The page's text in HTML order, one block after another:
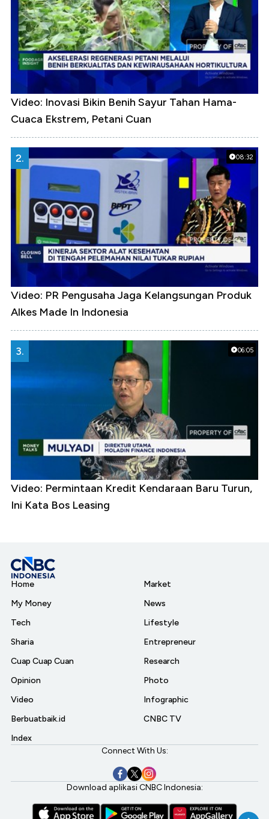
Video: Inovasi Bikin Benih Sayur Tahan Hama-
Cuaca Ekstrem, Petani Cuan
08:32
2.
Video: PR Pengusaha Jaga Kelangsungan Produk
Alkes Made In Indonesia
06:05
3.
Video: Permintaan Kredit Kendaraan Baru Turun,
Ini Kata Bos Leasing
Home
My Money
Tech
Sharia
Cuap Cuap Cuan
Opinion
Video
Berbuatbaik.id
Index
Market
News
Lifestyle
Entrepreneur
Research
Photo
Infographic
CNBC TV
Connect With Us:
Download aplikasi CNBC Indonesia: